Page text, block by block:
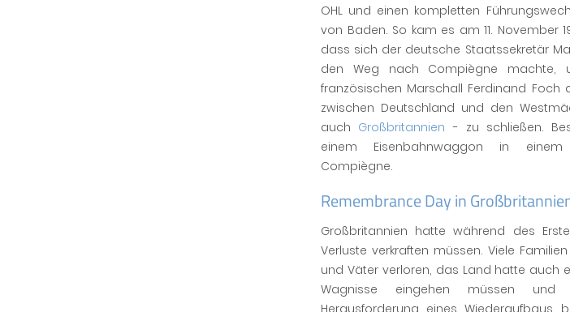
OHL und einen kompletten
von Baden. So kam es am 11. November
dass sich der deutsche Staatssekretär
den Weg nach Compiègne
französischen Marschall Ferdinand Foch
zwischen Deutschland und den
auch Großbritannien - zu schließen.
einem Eisenbahnwaggon in
Compiègne.
Remembrance Day in
Großbritannien hatte während des
Verluste verkraften müssen. Viele
und Väter verloren, das Land hatte auch
Wagnisse eingehen müssen
Herausforderung eines Wiederaufbaus